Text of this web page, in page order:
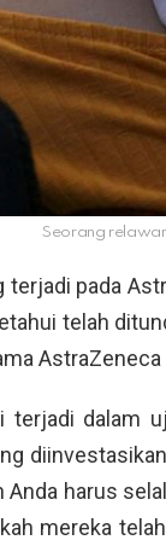
Seorang relawan
terjadi pada
telah
terjadi dalam
Anda harus
mereka